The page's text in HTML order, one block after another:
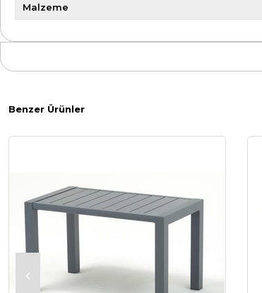
Malzeme
Benzer Ürünler